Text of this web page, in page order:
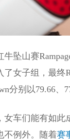
牛坠山赛
女子组，最终
分别以79.66、
女车们能有如
不例外。随着赛